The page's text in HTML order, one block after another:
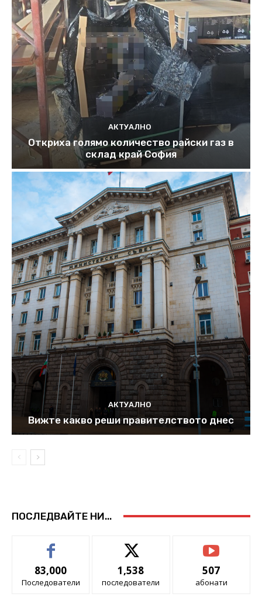
АКТУАЛНО
Откриха голямо количество райски газ в
склад край София
АКТУАЛНО
Вижте какво реши правителството днес
ПОСЛЕДВАЙТЕ НИ...
83,000
Последователи
1,538
последователи
507
абонати